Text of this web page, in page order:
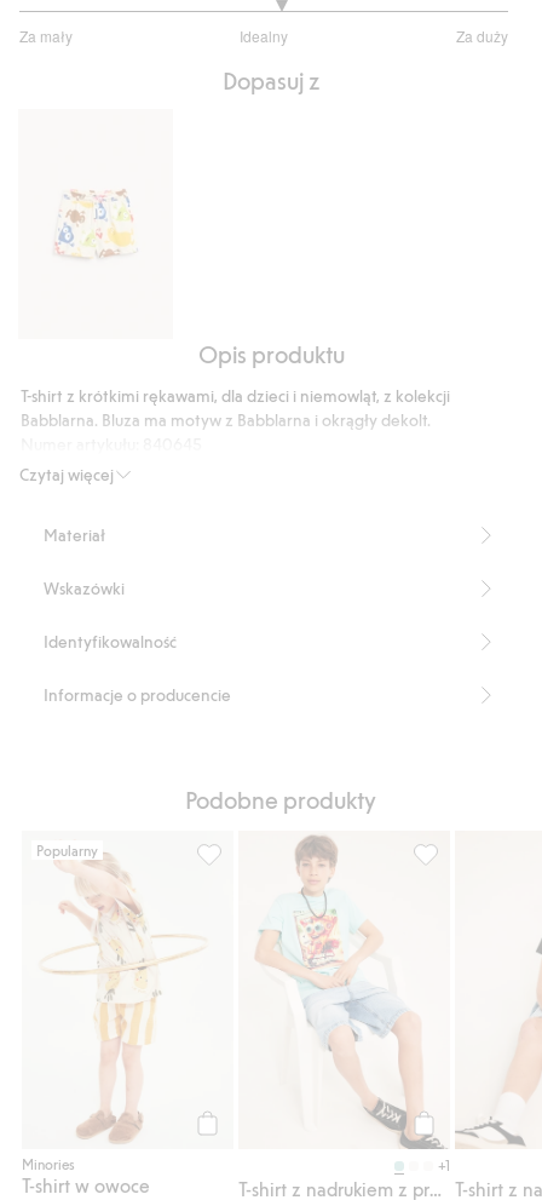
Za mały Idealny Za duży
na
Dopasuj z
Babblarna
Opis produktu
Czytaj więcej
T-shirt z krótkimi rękawami, dla dzieci i niemowląt, z kolekcji
Babblarna. Bluza ma motyw z Babblarna i okrągły dekolt.
Materiał
Wskazówki
Identyfikowalność
Informacje o producencie
Podobne produkty
Popularny
Minories
T-shirt w owoce
T-shirt w owoce, Dodaj do listy ulubione
Kup
+1